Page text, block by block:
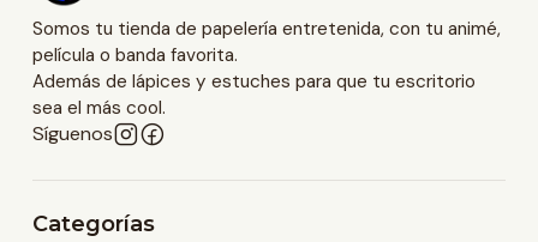
Somos tu tienda de papelería entretenida, con tu animé,
película o banda favorita.
Además de lápices y estuches para que tu escritorio
sea el más cool.
Síguenos
Categorías